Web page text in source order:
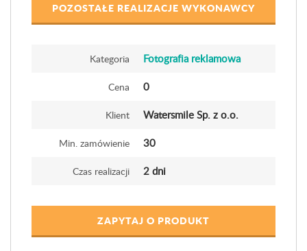
POZOSTAŁE REALIZACJE WYKONAWCY
Kategoria Fotografia reklamowa
Cena 0
Klient Watersmile Sp. z o.o.
Min. zamówienie 30
Czas realizacji 2 dni
ZAPYTAJ O PRODUKT